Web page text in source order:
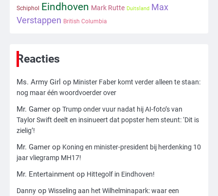
2
Reiner, gearresteerd na dood ouders
Ms. Army Girl
4
vrouw dood gevonden in hun huis,
Schiphol Eindhoven Mark Rutte Duitsland Max
Verstappen British Columbia
Reacties
Ms. Army Girl op Minister Faber komt verder alleen te staan:
nog maar één woordvoerder over
Mr. Gamer op Trump onder vuur nadat hij AI-foto’s van
Taylor Swift deelt en insinueert dat popster hem steunt: ‘Dit is
zielig’!
Mr. Gamer op Koning en minister-president bij herdenking 10
jaar vliegramp MH17!
Mr. Entertainment op Hittegolf in Eindhoven!
Danny op Wisseling aan het Wilhelminapark: waar een